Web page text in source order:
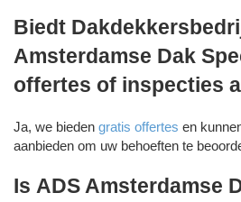
Biedt
Amsterdamse Dak
offertes of inspecties
Ja, we bieden gratis offertes en
aanbieden om uw behoeften te
Is ADS Amsterdamse